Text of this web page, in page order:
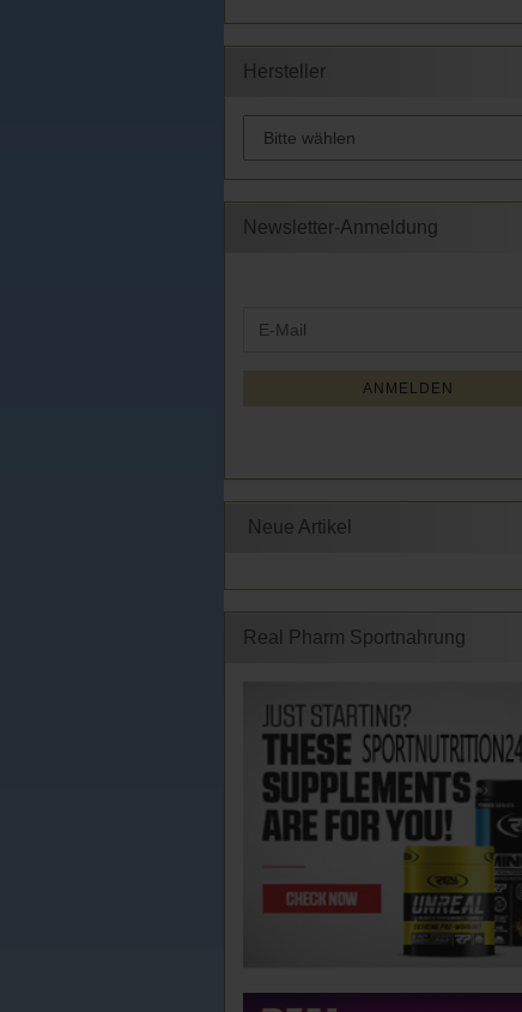
Hersteller
Newsletter-Anmeldung
ZUR
E-
ANMELDEN
Neue Artikel
Real Pharm Sportnahrung